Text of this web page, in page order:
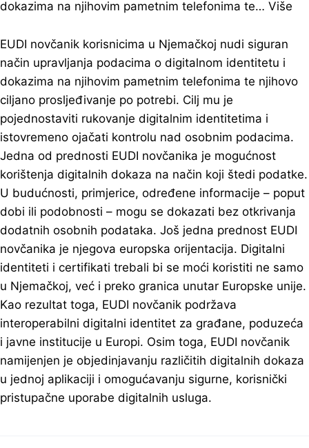
dokazima na njihovim pametnim telefonima te… Više
EUDI novčanik korisnicima u Njemačkoj nudi siguran
način upravljanja podacima o digitalnom identitetu i
dokazima na njihovim pametnim telefonima te njihovo
ciljano prosljeđivanje po potrebi. Cilj mu je
pojednostaviti rukovanje digitalnim identitetima i
istovremeno ojačati kontrolu nad osobnim podacima.
Jedna od prednosti EUDI novčanika je mogućnost
korištenja digitalnih dokaza na način koji štedi podatke.
U budućnosti, primjerice, određene informacije – poput
dobi ili podobnosti – mogu se dokazati bez otkrivanja
dodatnih osobnih podataka. Još jedna prednost EUDI
novčanika je njegova europska orijentacija. Digitalni
identiteti i certifikati trebali bi se moći koristiti ne samo
u Njemačkoj, već i preko granica unutar Europske unije.
Kao rezultat toga, EUDI novčanik podržava
interoperabilni digitalni identitet za građane, poduzeća
i javne institucije u Europi. Osim toga, EUDI novčanik
namijenjen je objedinjavanju različitih digitalnih dokaza
u jednoj aplikaciji i omogućavanju sigurne, korisnički
pristupačne uporabe digitalnih usluga.